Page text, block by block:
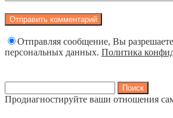
Отправляя сообщение, Вы
персональных данных. Политика
Продиагностируйте ваши отношения